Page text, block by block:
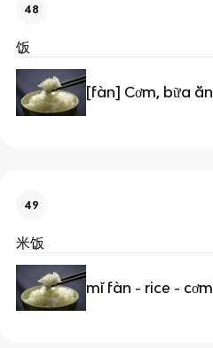
48
饭
[fàn] Cơm, bữa ăn
49
米饭
mǐ fàn - rice - cơm